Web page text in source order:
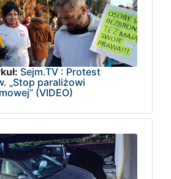
Sejm.TV : Protest
„Stop paraliżowi
(VIDEO)